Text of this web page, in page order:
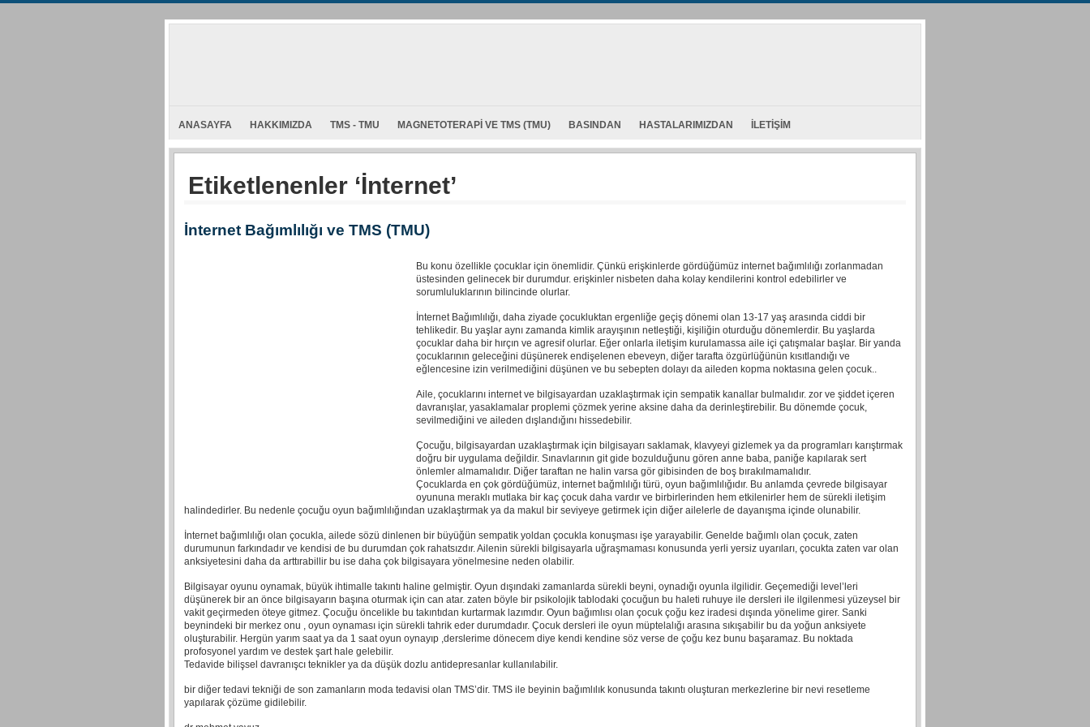
ANASAYFA HAKKIMIZDA TMS - TMU MAGNETOTERAPI VE TMS (TMU) BASINDAN HASTALARIMIZDAN İLETİŞİM
Etiketlenenler ‘İnternet’
İnternet Bağımlılığı ve TMS (TMU)
Bu konu özellikle çocuklar için önemlidir. Çünkü erişkinlerde gördüğümüz internet bağımlılığı zorlanmadan
üstesinden gelinecek bir durumdur. erişkinler nisbeten daha kolay kendilerini kontrol edebilirler ve
sorumluluklarının bilincinde olurlar.
İnternet Bağımlılığı, daha ziyade çocukluktan ergenliğe geçiş dönemi olan 13-17 yaş arasında ciddi bir
tehlikedir. Bu yaşlar aynı zamanda kimlik arayışının netleştiği, kişiliğin oturduğu dönemlerdir. Bu yaşlarda
çocuklar daha bir hırçın ve agresif olurlar. Eğer onlarla iletişim kurulamassa aile içi çatışmalar başlar. Bir yanda
çocuklarının geleceğini düşünerek endişelenen ebeveyn, diğer tarafta özgürlüğünün kısıtlandığı ve
eğlencesine izin verilmediğini düşünen ve bu sebepten dolayı da aileden kopma noktasına gelen çocuk..
Aile, çocuklarını internet ve bilgisayardan uzaklaştırmak için sempatik kanallar bulmalıdır. zor ve şiddet içeren
davranışlar, yasaklamalar proplemi çözmek yerine aksine daha da derinleştirebilir. Bu dönemde çocuk,
sevilmediğini ve aileden dışlandığını hissedebilir.
Çocuğu, bilgisayardan uzaklaştırmak için bilgisayarı saklamak, klavyeyi gizlemek ya da programları karıştırmak
doğru bir uygulama değildir. Sınavlarının git gide bozulduğunu gören anne baba, paniğe kapılarak sert
önlemler almamalıdır. Diğer taraftan ne halin varsa gör gibisinden de boş bırakılmamalıdır.
Çocuklarda en çok gördüğümüz, internet bağmlılığı türü, oyun bağımlılığıdır. Bu anlamda çevrede bilgisayar
oyununa meraklı mutlaka bir kaç çocuk daha vardır ve birbirlerinden hem etkilenirler hem de sürekli iletişim
halindedirler. Bu nedenle çocuğu oyun bağımlılığından uzaklaştırmak ya da makul bir seviyeye getirmek için diğer ailelerle de dayanışma içinde olunabilir.
İnternet bağımlılığı olan çocukla, ailede sözü dinlenen bir büyüğün sempatik yoldan çocukla konuşması işe yarayabilir. Genelde bağımlı olan çocuk, zaten
durumunun farkındadır ve kendisi de bu durumdan çok rahatsızdır. Ailenin sürekli bilgisayarla uğraşmaması konusunda yerli yersiz uyarıları, çocukta zaten var olan
anksiyetesini daha da arttırabillir bu ise daha çok bilgisayara yönelmesine neden olabilir.
Bilgisayar oyunu oynamak, büyük ihtimalle takıntı haline gelmiştir. Oyun dışındaki zamanlarda sürekli beyni, oynadığı oyunla ilgilidir. Geçemediği level’leri
düşünerek bir an önce bilgisayarın başına oturmak için can atar. zaten böyle bir psikolojik tablodaki çocuğun bu haleti ruhuye ile dersleri ile ilgilenmesi yüzeysel bir
vakit geçirmeden öteye gitmez. Çocuğu öncelikle bu takıntıdan kurtarmak lazımdır. Oyun bağımlısı olan çocuk çoğu kez iradesi dışında yönelime girer. Sanki
beynindeki bir merkez onu , oyun oynaması için sürekli tahrik eder durumdadır. Çocuk dersleri ile oyun müptelalığı arasına sıkışabilir bu da yoğun anksiyete
oluşturabilir. Hergün yarım saat ya da 1 saat oyun oynayıp ,derslerime dönecem diye kendi kendine söz verse de çoğu kez bunu başaramaz. Bu noktada
profosyonel yardım ve destek şart hale gelebilir.
Tedavide bilişsel davranışcı teknikler ya da düşük dozlu antidepresanlar kullanılabilir.
bir diğer tedavi tekniği de son zamanların moda tedavisi olan TMS’dir. TMS ile beyinin bağımlılık konusunda takıntı oluşturan merkezlerine bir nevi resetleme
yapılarak çözüme gidilebilir.